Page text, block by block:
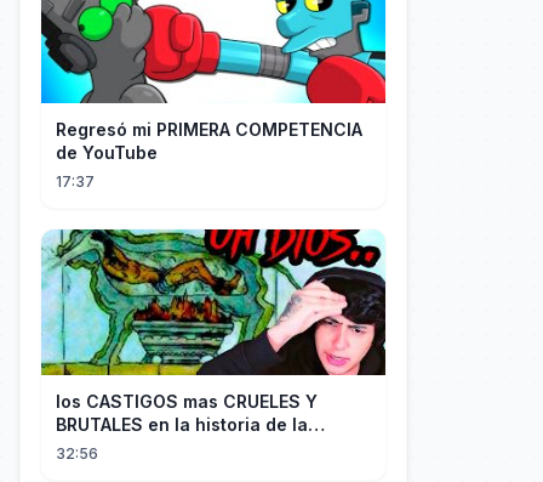
Regresó mi PRIMERA COMPETENCIA
de YouTube
17:37
los CASTIGOS mas CRUELES Y
BRUTALES en la historia de la
HUMANIDAD...
32:56